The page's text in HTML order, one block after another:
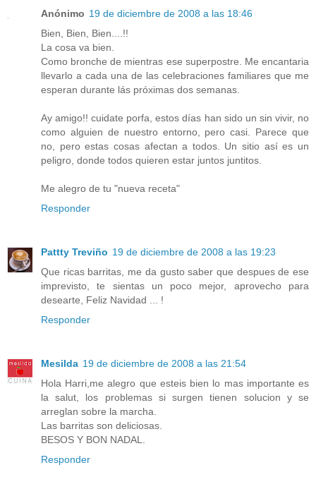
Anónimo 19 de diciembre de 2008 a las 18:46
Bien, Bien, Bien....!!
La cosa va bien.
Como bronche de mientras ese superpostre. Me encantaria
llevarlo a cada una de las celebraciones familiares que me
esperan durante lás próximas dos semanas.
Ay amigo!! cuidate porfa, estos días han sido un sin vivir, no
como alguien de nuestro entorno, pero casi. Parece que
no, pero estas cosas afectan a todos. Un sitio así es un
peligro, donde todos quieren estar juntos juntitos.
Me alegro de tu "nueva receta"
Responder
Pattty Treviño 19 de diciembre de 2008 a las 19:23
Que ricas barritas, me da gusto saber que despues de ese
imprevisto, te sientas un poco mejor, aprovecho para
desearte, Feliz Navidad ... !
Responder
Mesilda 19 de diciembre de 2008 a las 21:54
Hola Harri,me alegro que esteis bien lo mas importante es
la salut, los problemas si surgen tienen solucion y se
arreglan sobre la marcha.
Las barritas son deliciosas.
BESOS Y BON NADAL.
Responder